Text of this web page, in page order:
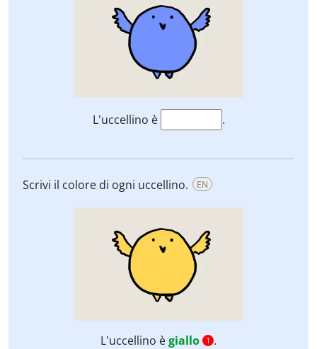
L'uccellino è .
Scrivi il colore di ogni uccellino. EN
L'uccellino ègiallo 1 .